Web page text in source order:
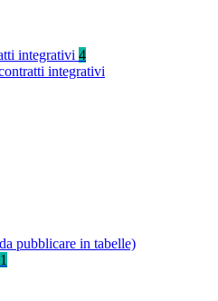
integrativi 4
integrativi
pubblicare in tabelle)
1